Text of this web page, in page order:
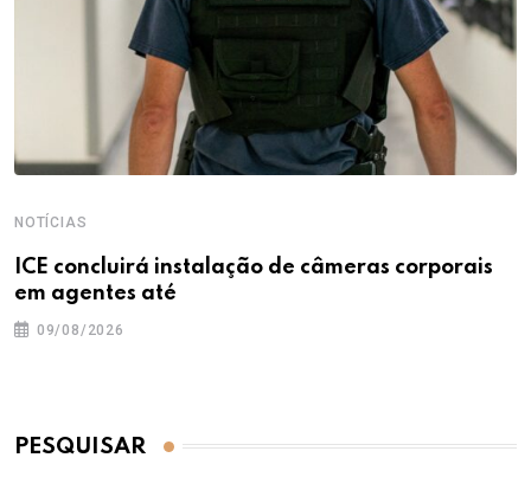
NOTÍCIAS
ICE concluirá instalação de câmeras corporais
em agentes até
09/08/2026
PESQUISAR